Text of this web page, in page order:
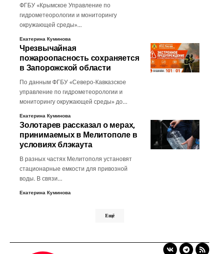
ФГБУ «Крымское Управление по
гидрометеорологии и мониторингу
окружающей среды»…
Екатерина Куминова
Чрезвычайная
пожароопасность сохраняется
в Запорожской области
По данным ФГБУ «Северо-Кавказское
управление по гидрометеорологии и
мониторингу окружающей среды» до…
Екатерина Куминова
Золотарев рассказал о мерах,
принимаемых в Мелитополе в
условиях блэкаута
В разных частях Мелитополя установят
стационарные емкости для привозной
воды. В связи…
Екатерина Куминова
Ещё